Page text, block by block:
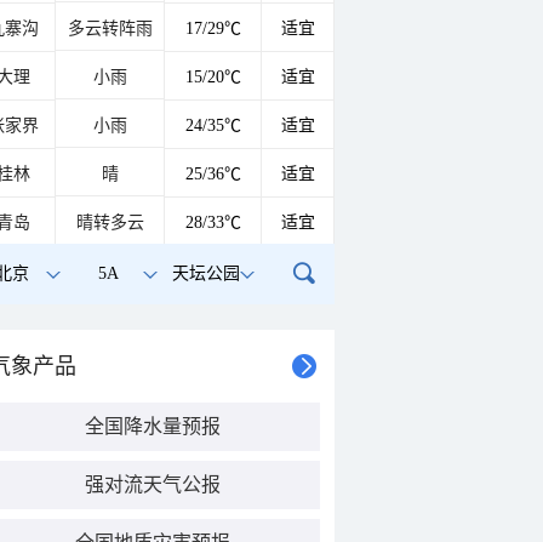
寨沟 多云转阵雨 17/29℃ 适宜
理 小雨 15/20℃ 适宜
家界 小雨 24/35℃ 适宜
林 晴 25/36℃ 适宜
岛 晴转多云 28/33℃ 适宜
京 5A 天坛公园
象产品
全国降水量预报
强对流天气公报